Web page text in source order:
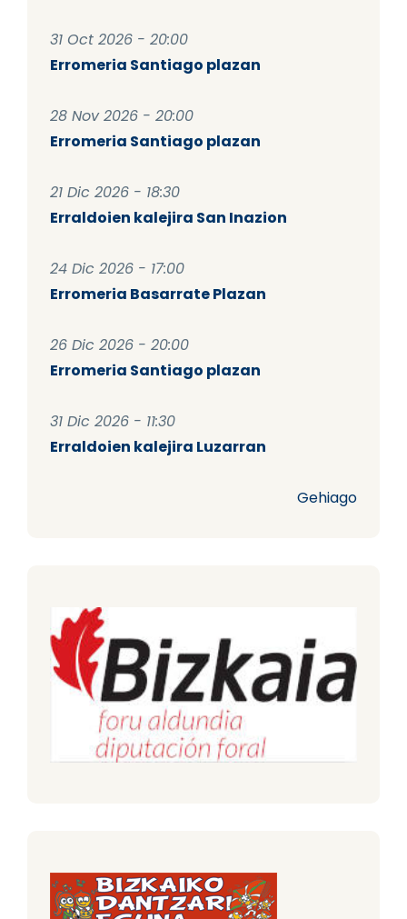
31 Oct 2026 - 20:00
Erromeria Santiago plazan
28 Nov 2026 - 20:00
Erromeria Santiago plazan
21 Dic 2026 - 18:30
Erraldoien kalejira San Inazion
24 Dic 2026 - 17:00
Erromeria Basarrate Plazan
26 Dic 2026 - 20:00
Erromeria Santiago plazan
31 Dic 2026 - 11:30
Erraldoien kalejira Luzarran
Gehiago